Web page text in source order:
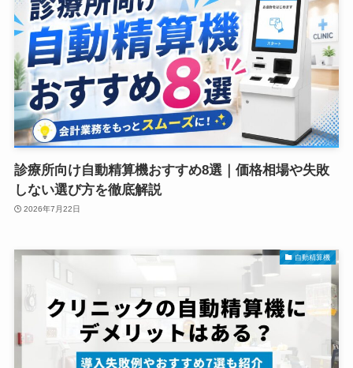
診療所向け自動精算機おすすめ8選｜価格相場や失敗
しない選び方を徹底解説
2026年7月22日
自動精算機